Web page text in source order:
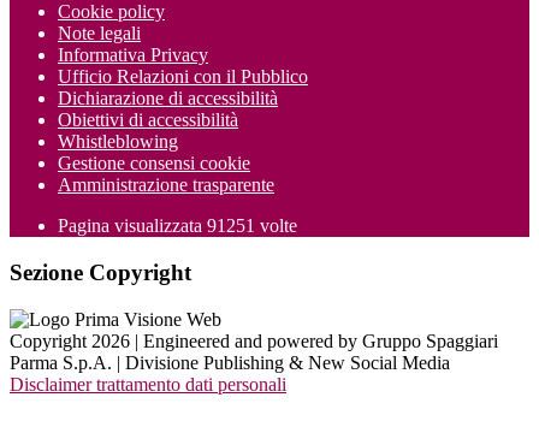
Cookie policy
Note legali
Informativa Privacy
Ufficio Relazioni con il Pubblico
Dichiarazione di accessibilità
Obiettivi di accessibilità
Whistleblowing
Gestione consensi cookie
Amministrazione trasparente
Pagina visualizzata 91251 volte
Sezione Copyright
Copyright 2026 | Engineered and powered by Gruppo Spaggiari
Parma S.p.A. | Divisione Publishing & New Social Media
Disclaimer trattamento dati personali